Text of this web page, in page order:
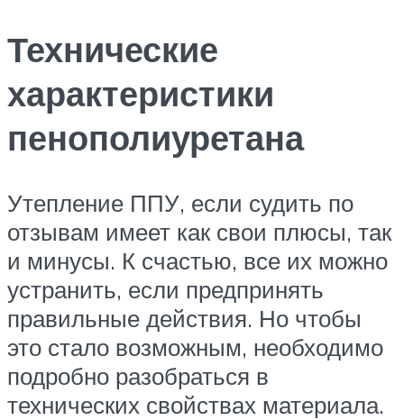
Технические
характеристики
пенополиуретана
Утепление ППУ, если судить по
отзывам имеет как свои плюсы, так
и минусы. К счастью, все их можно
устранить, если предпринять
правильные действия. Но чтобы
это стало возможным, необходимо
подробно разобраться в
технических свойствах материала.